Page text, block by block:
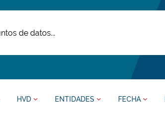
HVD ENTIDADES FECHA